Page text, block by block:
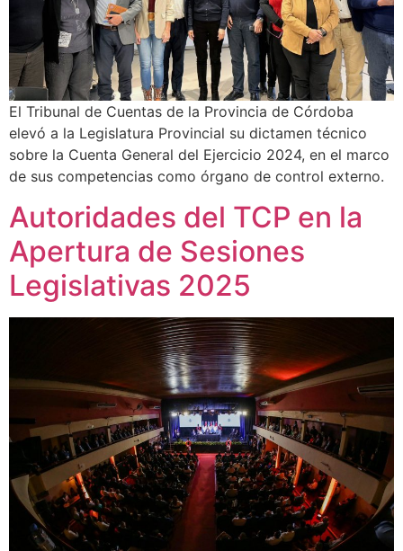
El Tribunal de Cuentas de la Provincia de Córdoba
elevó a la Legislatura Provincial su dictamen técnico
sobre la Cuenta General del Ejercicio 2024, en el marco
de sus competencias como órgano de control externo.
Autoridades del TCP en la
Apertura de Sesiones
Legislativas 2025